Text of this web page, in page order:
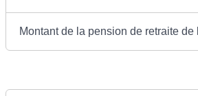
Montant de la pension de retraite de